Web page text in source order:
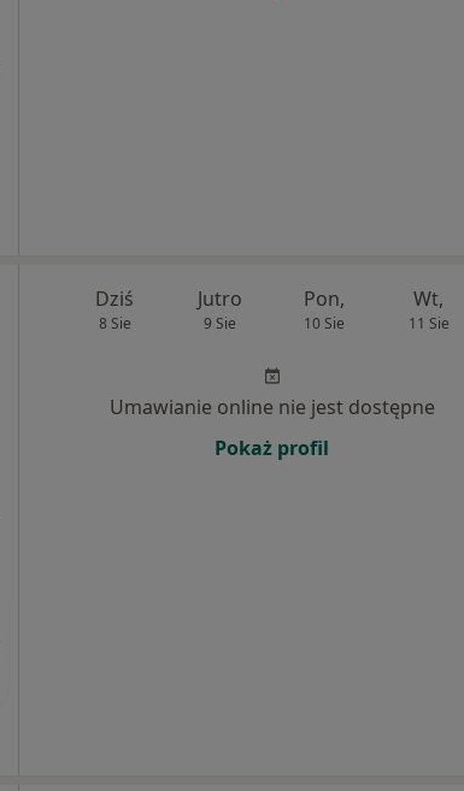
Dziś
8 Sie
Jutro
9 Sie
Pon,
10 Sie
Wt,
11 Sie
Umawianie online nie jest dostępne
Pokaż profil